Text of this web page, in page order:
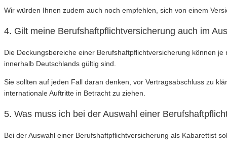
Wir würden Ihnen zudem auch noch empfehlen, sich von einem
4. Gilt meine Berufshaftpflichtversicherung auch im
Die Deckungsbereiche einer Berufshaftpflichtversicherung können
innerhalb Deutschlands gültig sind.
Sie sollten auf jeden Fall daran denken, vor Vertragsabschluss zu
internationale Auftritte in Betracht zu ziehen.
5. Was muss ich bei der Auswahl einer
Bei der Auswahl einer Berufshaftpflichtversicherung als Kabarettist